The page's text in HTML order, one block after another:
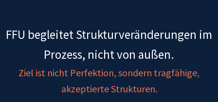
FFU begleitet Strukturveränderungen im
Prozess, nicht von außen.
Ziel ist nicht Perfektion, sondern tragfähige,
akzeptierte Strukturen.